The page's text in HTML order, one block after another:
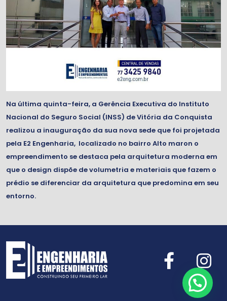
Na última quinta-feira, a Gerência Executiva do Instituto
Nacional do Seguro Social (INSS) de Vitória da Conquista
realizou a inauguração da sua nova sede que foi projetada
pela E2 Engenharia, localizado no bairro Alto maron o
empreendimento se destaca pela arquitetura moderna em
que o design dispõe de volumetria e materiais que fazem o
prédio se diferenciar da arquitetura que predomina em seu
entorno.